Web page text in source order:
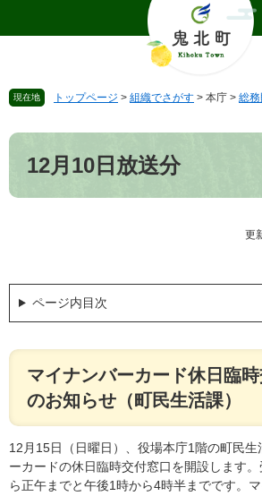
頭
す
飛
し
文
現在地 トップページ > 組織でさがす > 本庁 > 総
本
12月10日放送分
更
ページ内目次
マイナンバーカード休日臨
のお知らせ（町民生活課）
12月15日（日曜日）、役場本庁1階の町民
ーカードの休日臨時交付窓口を開設します
ら正午までと午後1時から4時半までです。